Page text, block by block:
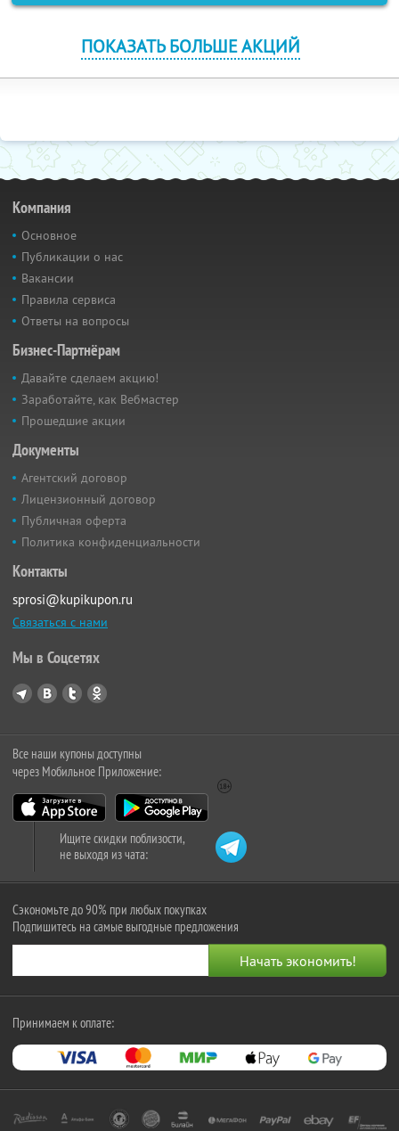
ПОКАЗАТЬ БОЛЬШЕ АКЦИЙ
Компания
Основное
Публикации о нас
Вакансии
Правила сервиса
Ответы на вопросы
Бизнес-Партнёрам
Давайте сделаем акцию!
Заработайте, как Вебмастер
Прошедшие акции
Документы
Агентский договор
Лицензионный договор
Публичная оферта
Политика конфиденциальности
Контакты
sprosi@kupikupon.ru
Связаться с нами
Мы в Соцсетях
Все наши купоны доступны
через Мобильное Приложение:
Ищите скидки поблизости,
не выходя из чата:
Сэкономьте до 90% при любых покупках
Подпишитесь на самые выгодные предложения
Принимаем к оплате: